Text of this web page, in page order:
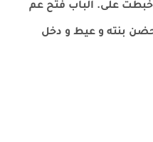
على. الباب فتح عم
بنته و عيط و دخل